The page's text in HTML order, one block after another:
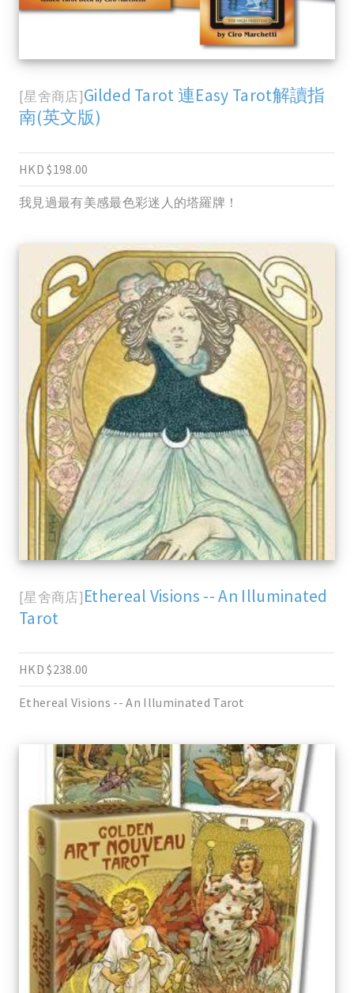
[星舍商店]Gilded Tarot 連Easy Tarot解讀指
南(英文版)
HKD $198.00
我見過最有美感最色彩迷人的塔羅牌！
[星舍商店]Ethereal Visions -- An Illuminated
Tarot
HKD $238.00
Ethereal Visions -- An Illuminated Tarot